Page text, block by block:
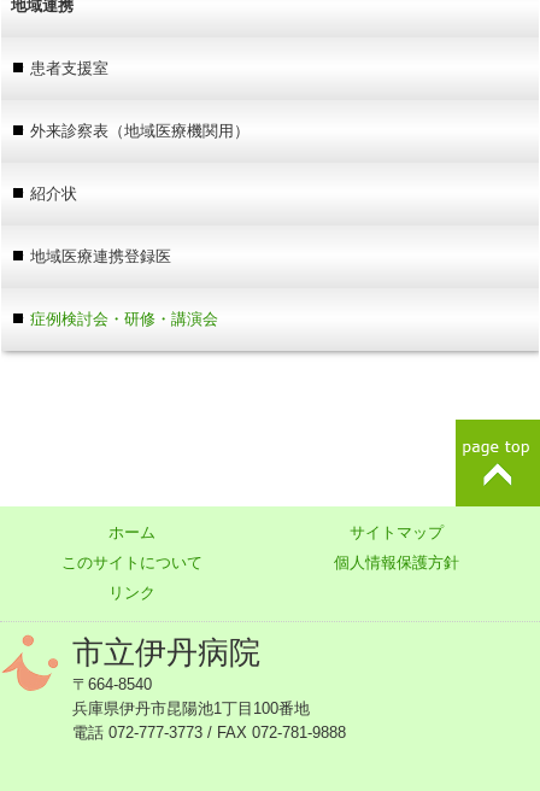
地域連携
患者支援室
外来診察表（地域医療機関用）
紹介状
地域医療連携登録医
症例検討会・研修・講演会
ホーム
サイトマップ
このサイトについて
個人情報保護方針
リンク
市立伊丹病院
〒664-8540
兵庫県伊丹市昆陽池1丁目100番地
電話 072-777-3773 / FAX 072-781-9888